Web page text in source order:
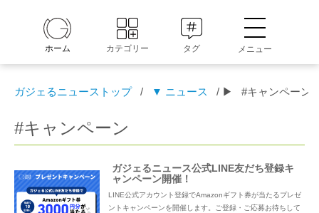
ホーム カテゴリー タグ メニュー
ガジェるニューストップ / ▼ ニュース / ▶ #キャンペーン
#キャンペーン
ガジェるニュース公式LINE友だち登録キ
ャンペーン開催！
LINE公式アカウント登録でAmazonギフト券が当たるプレゼ
ントキャンペーンを開催します。ご登録・ご応募お待ちして